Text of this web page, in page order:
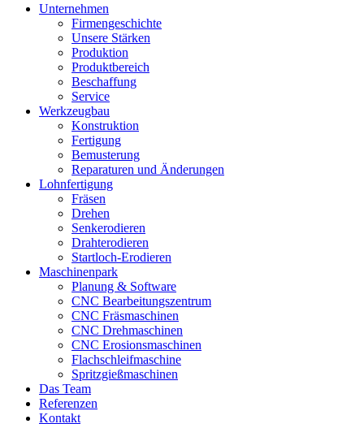
Unternehmen
Firmengeschichte
Unsere Stärken
Produktion
Produktbereich
Beschaffung
Service
Werkzeugbau
Konstruktion
Fertigung
Bemusterung
Reparaturen und Änderungen
Lohnfertigung
Fräsen
Drehen
Senkerodieren
Drahterodieren
Startloch-Erodieren
Maschinenpark
Planung & Software
CNC Bearbeitungszentrum
CNC Fräsmaschinen
CNC Drehmaschinen
CNC Erosionsmaschinen
Flachschleifmaschine
Spritzgießmaschinen
Das Team
Referenzen
Kontakt